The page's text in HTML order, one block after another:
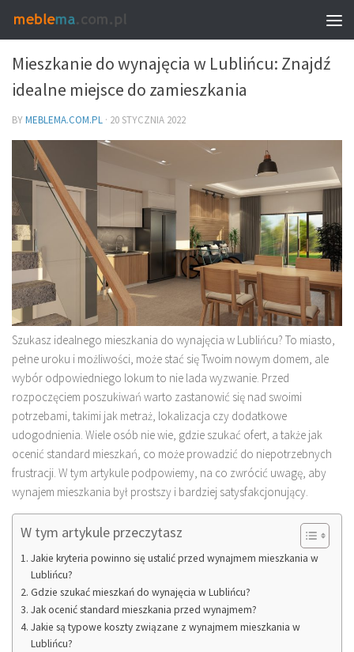
MEBLE I WNĘTRZA
Mieszkanie do wynajęcia w Lublińcu: Znajdź
idealne miejsce do zamieszkania
BYMEBLEMA.COM.PL · 20 STYCZNIA 2022
Szukasz idealnego mieszkania do wynajęcia w Lublińcu? To miasto,
pełne uroku i możliwości, może stać się Twoim nowym domem, ale
wybór odpowiedniego lokum to nie lada wyzwanie. Przed
rozpoczęciem poszukiwań warto zastanowić się nad swoimi
potrzebami, takimi jak metraż, lokalizacja czy dodatkowe
udogodnienia. Wiele osób nie wie, gdzie szukać ofert, a także jak
ocenić standard mieszkań, co może prowadzić do niepotrzebnych
frustracji. W tym artykule podpowiemy, na co zwrócić uwagę, aby
wynajem mieszkania był prostszy i bardziej satysfakcjonujący.
W tym artykule przeczytasz
Jakie kryteria powinno się ustalić przed wynajmem mieszkania w
Lublińcu?
Gdzie szukać mieszkań do wynajęcia w Lublińcu?
Jak ocenić standard mieszkania przed wynajmem?
Jakie są typowe koszty związane z wynajmem mieszkania w
Lublińcu?